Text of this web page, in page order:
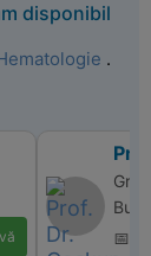
disponibil
.
📅